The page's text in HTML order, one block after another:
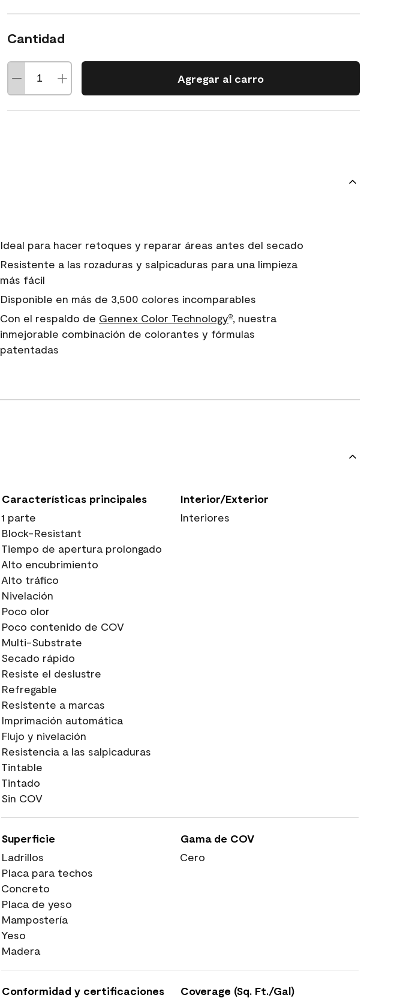
Cantidad
Agregar al carro
Ideal para hacer retoques y reparar áreas antes del secado
Resistente a las rozaduras y salpicaduras para una limpieza
más fácil
Disponible en más de 3,500 colores incomparables
Con el respaldo de Gennex Color Technology®, nuestra
inmejorable combinación de colorantes y fórmulas
patentadas
Características principales
1 parte
Block-Resistant
Tiempo de apertura prolongado
Alto encubrimiento
Alto tráfico
Nivelación
Poco olor
Poco contenido de COV
Multi-Substrate
Secado rápido
Resiste el deslustre
Refregable
Resistente a marcas
Imprimación automática
Flujo y nivelación
Resistencia a las salpicaduras
Tintable
Tintado
Sin COV
Interior/Exterior
Interiores
Superficie
Ladrillos
Placa para techos
Concreto
Placa de yeso
Mampostería
Yeso
Madera
Gama de COV
Cero
Conformidad y certificaciones
Coverage (Sq. Ft./Gal)